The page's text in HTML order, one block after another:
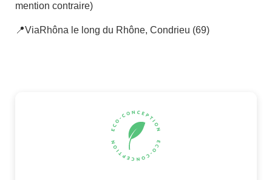
mention contraire)
📍ViaRhôna le long du Rhône, Condrieu (69)